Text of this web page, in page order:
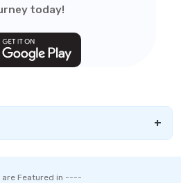
today!
+
are Featured in ----